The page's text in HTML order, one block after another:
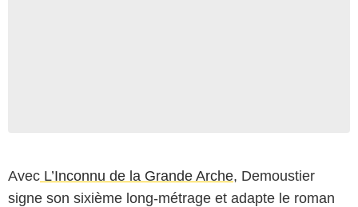
Avec L’Inconnu de la Grande Arche, Demoustier
signe son sixième long-métrage et adapte le roman